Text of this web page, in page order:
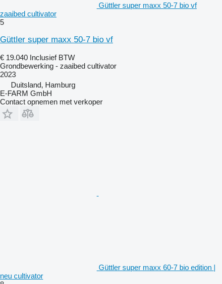
Güttler super maxx 50-7 bio vf
zaaibed cultivator
5
Güttler super maxx 50-7 bio vf
€ 19.040 Inclusief BTW
Grondbewerking - zaaibed cultivator
2023
Duitsland, Hamburg
E-FARM GmbH
Contact opnemen met verkoper
Güttler super maxx 60-7 bio edition |
neu cultivator